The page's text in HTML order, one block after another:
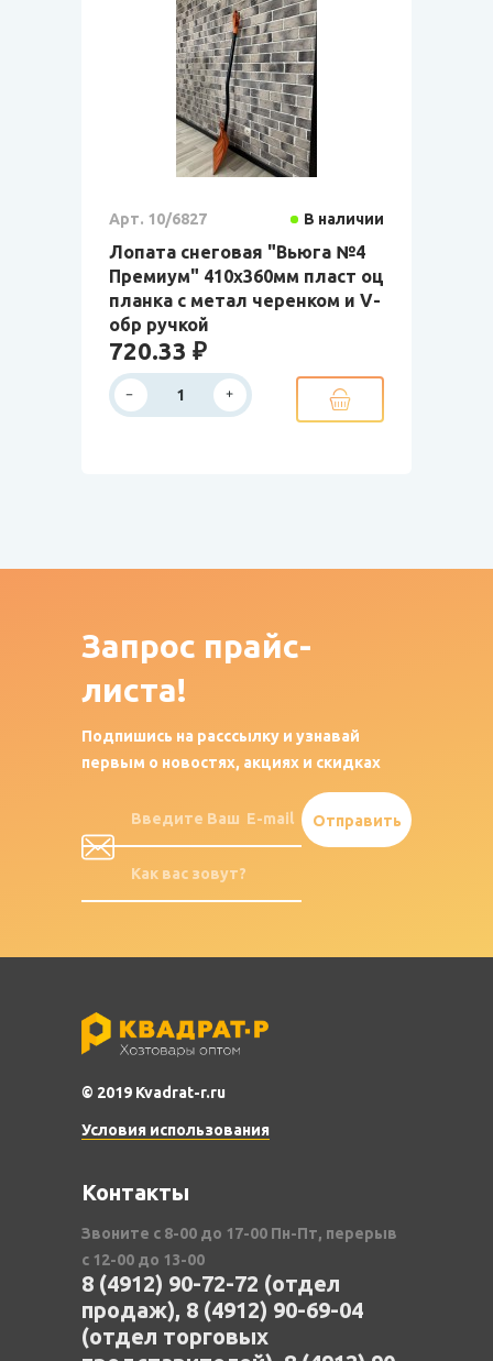
Арт. 10/6827 В наличии
Лопата снеговая "Вьюга №4
Премиум" 410х360мм пласт оц
планка с метал черенком и V-
обр ручкой
720.33 ₽
Запрос прайс-
листа!
Подпишись на расссылку и узнавай
первым о новостях, акциях и скидках
© 2019 Kvadrat-r.ru
Условия использования
Контакты
Звоните с 8-00 до 17-00 Пн-Пт, перерыв
с 12-00 до 13-00
8 (4912) 90-72-72 (отдел
продаж), 8 (4912) 90-69-04
(отдел торговых